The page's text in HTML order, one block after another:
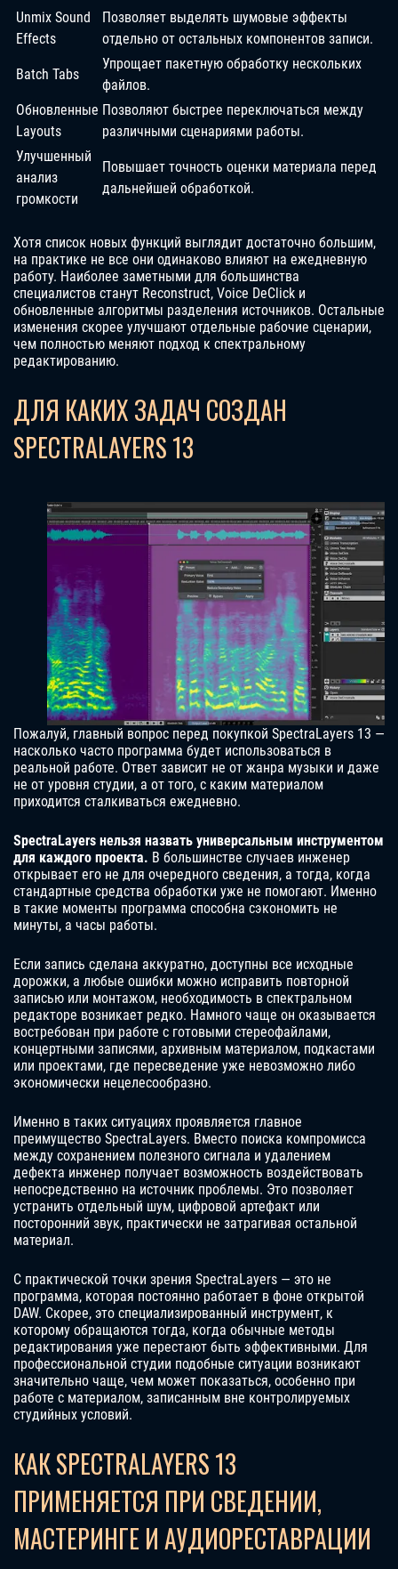
Unmix Sound
Effects
Позволяет выделять шумовые эффекты
отдельно от остальных компонентов записи.
Batch Tabs
Упрощает пакетную обработку нескольких
файлов.
Обновленные
Layouts
Позволяют быстрее переключаться между
различными сценариями работы.
Улучшенный
анализ
громкости
Повышает точность оценки материала перед
дальнейшей обработкой.
Хотя список новых функций выглядит достаточно большим,
на практике не все они одинаково влияют на ежедневную
работу. Наиболее заметными для большинства
специалистов станут Reconstruct, Voice DeClick и
обновленные алгоритмы разделения источников. Остальные
изменения скорее улучшают отдельные рабочие сценарии,
чем полностью меняют подход к спектральному
редактированию.
ДЛЯ КАКИХ ЗАДАЧ СОЗДАН
SPECTRALAYERS 13
Пожалуй, главный вопрос перед покупкой SpectraLayers 13 —
насколько часто программа будет использоваться в
реальной работе. Ответ зависит не от жанра музыки и даже
не от уровня студии, а от того, с каким материалом
приходится сталкиваться ежедневно.
SpectraLayers нельзя назвать универсальным инструментом
для каждого проекта. В большинстве случаев инженер
открывает его не для очередного сведения, а тогда, когда
стандартные средства обработки уже не помогают. Именно
в такие моменты программа способна сэкономить не
минуты, а часы работы.
Если запись сделана аккуратно, доступны все исходные
дорожки, а любые ошибки можно исправить повторной
записью или монтажом, необходимость в спектральном
редакторе возникает редко. Намного чаще он оказывается
востребован при работе с готовыми стереофайлами,
концертными записями, архивным материалом, подкастами
или проектами, где пересведение уже невозможно либо
экономически нецелесообразно.
Именно в таких ситуациях проявляется главное
преимущество SpectraLayers. Вместо поиска компромисса
между сохранением полезного сигнала и удалением
дефекта инженер получает возможность воздействовать
непосредственно на источник проблемы. Это позволяет
устранить отдельный шум, цифровой артефакт или
посторонний звук, практически не затрагивая остальной
материал.
С практической точки зрения SpectraLayers — это не
программа, которая постоянно работает в фоне открытой
DAW. Скорее, это специализированный инструмент, к
которому обращаются тогда, когда обычные методы
редактирования уже перестают быть эффективными. Для
профессиональной студии подобные ситуации возникают
значительно чаще, чем может показаться, особенно при
работе с материалом, записанным вне контролируемых
студийных условий.
КАК SPECTRALAYERS 13
ПРИМЕНЯЕТСЯ ПРИ СВЕДЕНИИ,
МАСТЕРИНГЕ И АУДИОРЕСТАВРАЦИИ